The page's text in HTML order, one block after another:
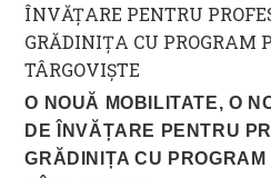
O NOUĂ MOBILITATE, O
DE ÎNVĂȚARE PENTRU
GRĂDINIȚA CU